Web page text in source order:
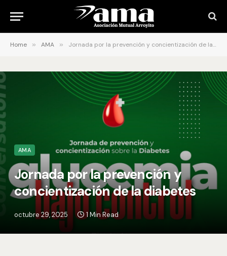
Home » AMA » Jornada por la prevención y concientización de la diabetes
AMA
Jornada por la prevención y
concientización de la diabetes
octubre 29, 2025 1 Min Read